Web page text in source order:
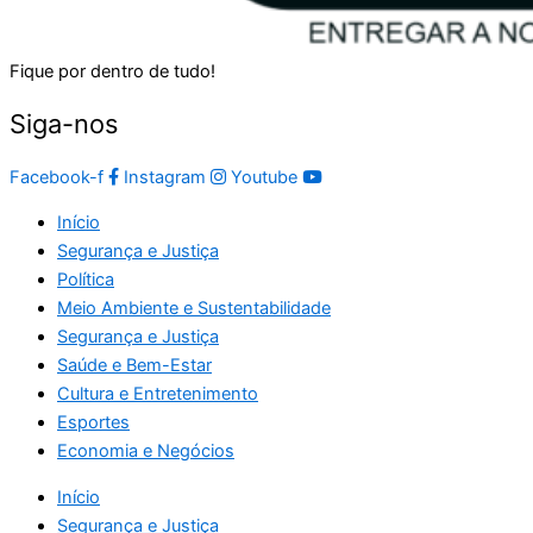
Fique por dentro de tudo!
Siga-nos
Facebook-f Instagram Youtube
Início
Segurança e Justiça
Política
Meio Ambiente e Sustentabilidade
Segurança e Justiça
Saúde e Bem-Estar
Cultura e Entretenimento
Esportes
Economia e Negócios
Início
Segurança e Justiça